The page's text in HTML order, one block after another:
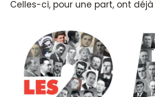
Celles-ci, pour une part, ont